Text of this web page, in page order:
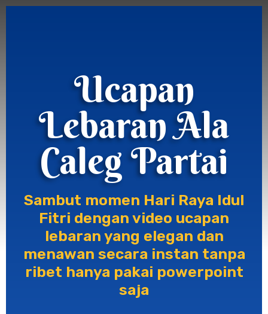
Ucapan
Lebaran Ala
Caleg Partai
Sambut momen Hari Raya Idul
Fitri dengan video ucapan
lebaran yang elegan dan
menawan secara instan tanpa
ribet hanya pakai powerpoint
saja